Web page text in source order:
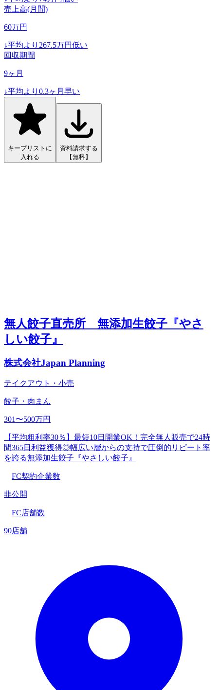
売上高(月間)
60万円
↓平均より 267.5万円低い
回収期間
9ヶ月
↓平均より 0.3ヶ月早い
キープリストに
入れる
資料請求する
【無料】
無人餃子直売所 無添加生餃子『やさ
しい餃子』
株式会社Japan Planning
テイクアウト・小売
餃子・肉まん
301〜500万円
【平均粗利率30％】最短10日開業OK！完全無人販売で24時
間365日利益獲得◎幅広い層からの支持で圧倒的リピート率
を誇る無添加生餃子『やさしい餃子』
FC契約企業数
非公開
FC店舗数
90店舗